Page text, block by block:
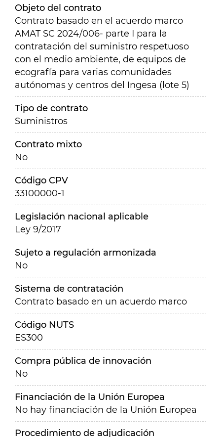
Objeto del contrato
Contrato basado en el acuerdo marco
AMAT SC 2024/006- parte I para la
contratación del suministro respetuoso
con el medio ambiente, de equipos de
ecografía para varias comunidades
autónomas y centros del Ingesa (lote 5)
Tipo de contrato
Suministros
Contrato mixto
No
Código CPV
33100000-1
Legislación nacional aplicable
Ley 9/2017
Sujeto a regulación armonizada
No
Sistema de contratación
Contrato basado en un acuerdo marco
Código NUTS
ES300
Compra pública de innovación
No
Financiación de la Unión Europea
No hay financiación de la Unión Europea
Procedimiento de adjudicación